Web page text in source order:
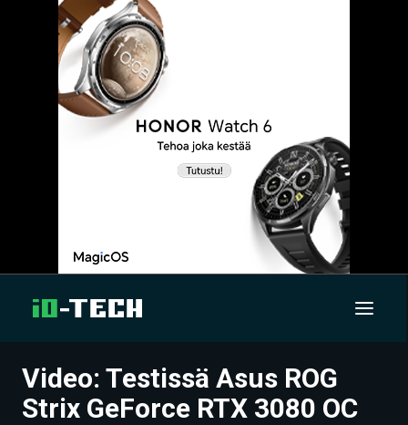
UUTISET
Video: Testissä Asus ROG
Strix GeForce RTX 3080 OC